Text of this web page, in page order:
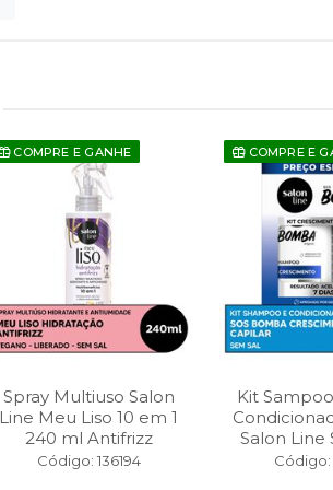
COMPRE E GANHE
Spray Multiuso Salon
Line Meu Liso 10 em 1
240 ml Antifrizz
Código: 136194
COMPRE E
Kit
Salon Line
Código: